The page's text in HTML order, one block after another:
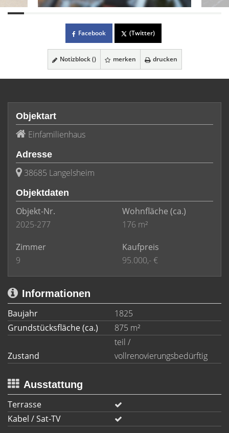
Facebook (Twitter)
Notizblock () merken drucken
Objektart
Einfamilienhaus
Adresse
38685 Langelsheim
Objektdaten
Objekt-Nr.
2025-277
Wohnfläche (ca.)
176 m²
Zimmer
9
Kaufpreis
95.000,- €
Informationen
Baujahr
1825
Grundstücksfläche (ca.)
875 m²
Zustand
teil /
vollrenovierungsbedürftig
Ausstattung
Terrasse
Kabel / Sat-TV